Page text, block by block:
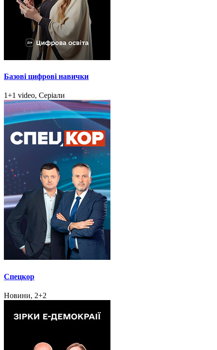
Базові цифрові навички
1+1 video, Серіали
Спецкор
Новини, 2+2